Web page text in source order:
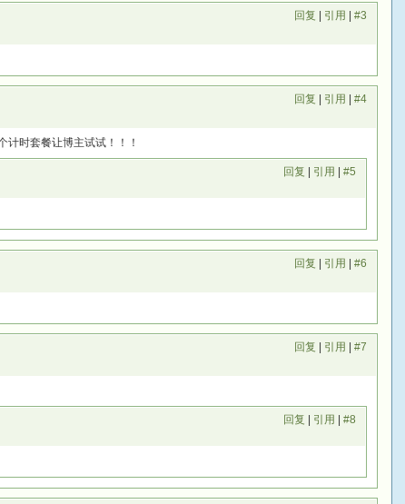
回复 引用 #3
回复 引用 #4
计时套餐让博主试试！！！
回复 引用 #5
回复 引用 #6
回复 引用 #7
回复 引用 #8